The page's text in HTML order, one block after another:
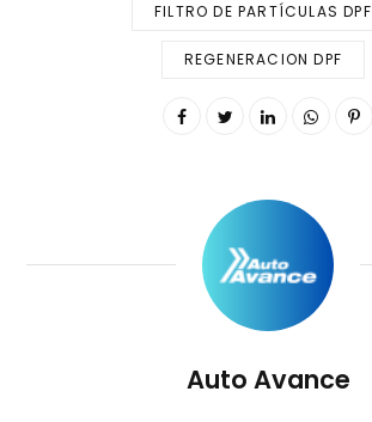
FILTRO DE PARTÍCULAS DPF
REGENERACION DPF
Auto Avance